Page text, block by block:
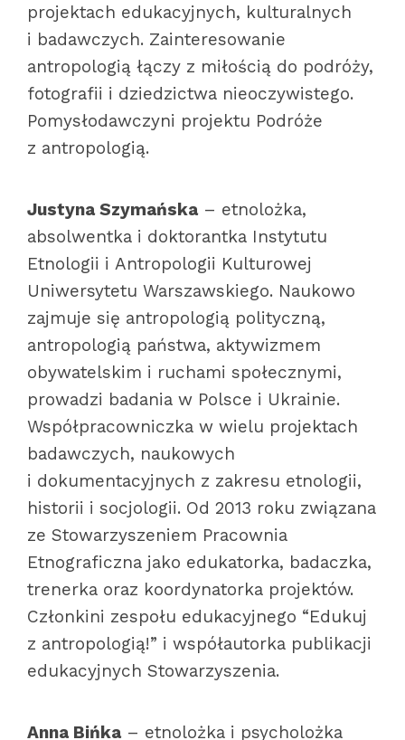
projektach edukacyjnych, kulturalnych
i badawczych. Zainteresowanie
antropologią łączy z miłością do podróży,
fotografii i dziedzictwa nieoczywistego.
Pomysłodawczyni projektu Podróże
z antropologią.
Justyna Szymańska– etnolożka,
absolwentka i doktorantka Instytutu
Etnologii i Antropologii Kulturowej
Uniwersytetu Warszawskiego. Naukowo
zajmuje się antropologią polityczną,
antropologią państwa, aktywizmem
obywatelskim i ruchami społecznymi,
prowadzi badania w Polsce i Ukrainie.
Współpracowniczka w wielu projektach
badawczych, naukowych
i dokumentacyjnych z zakresu etnologii,
historii i socjologii. Od 2013 roku związana
ze Stowarzyszeniem Pracownia
Etnograficzna jako edukatorka, badaczka,
trenerka oraz koordynatorka projektów.
Członkini zespołu edukacyjnego “Edukuj
z antropologią!” i współautorka publikacji
edukacyjnych Stowarzyszenia.
Anna Bińka– etnolożka i psycholożka